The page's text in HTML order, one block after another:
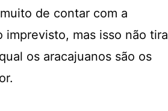
de contar com a
mas isso não tira
os aracajuanos são os